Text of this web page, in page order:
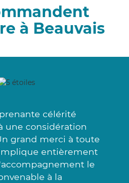
à Beauvais
célérité
une considération
grand merci à toute
entièrement
le
à la